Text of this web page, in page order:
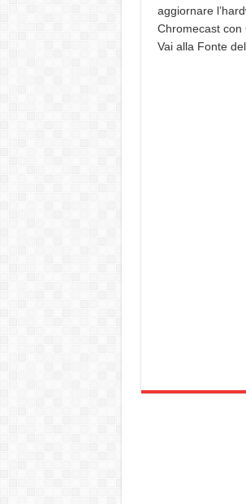
aggiornare
Chromecast con
Vai alla Fonte